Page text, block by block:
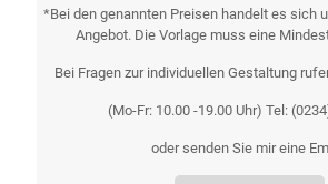
*Bei den genannten Preisen handelt es sich
Angebot. Die Vorlage muss eine
Bei Fragen zur individuellen Gestaltung
(Mo-Fr: 10.00 -19.00 Uhr) Tel:
oder senden Sie mir eine